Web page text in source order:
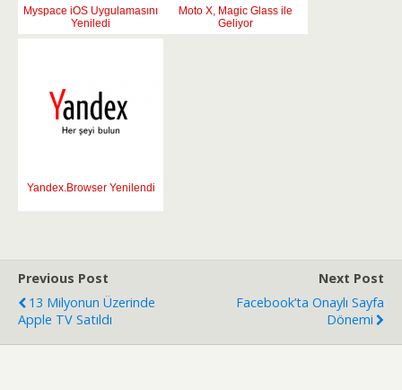
Myspace iOS Uygulamasını
Yeniledi
Moto X, Magic Glass ile
Geliyor
Yandex.Browser Yenilendi
Previous Post
13 Milyonun Üzerinde
Apple TV Satıldı
Next Post
Facebook’ta Onaylı Sayfa
Dönemi